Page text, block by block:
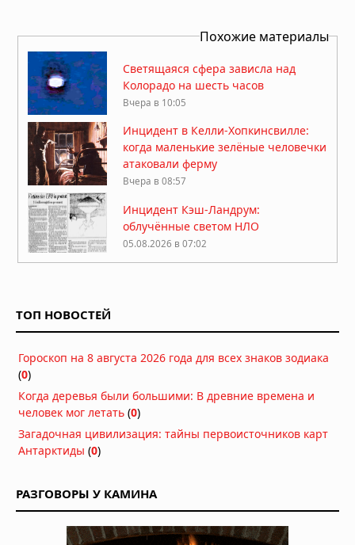
Похожие материалы
Светящаяся сфера зависла над
Колорадо на шесть часов
Вчера в 10:05
Инцидент в Келли-Хопкинсвилле:
когда маленькие зелёные человечки
атаковали ферму
Вчера в 08:57
Инцидент Кэш-Ландрум:
облучённые светом НЛО
05.08.2026 в 07:02
«летающей тарелке» на подходе к
03.08.2026 в 15:34
Многомерная реальность: что
предложил Нил Деграсс Тайсон для
объяснения неопознанных явлений
загадочная беременность
бразильской учительницы
02.08.2026 в 09:42
ТОП НОВОСТЕЙ
Гороскоп на 8 августа 2026 года для всех знаков зодиака
(0)
Когда деревья были большими: В древние времена и
человек мог летать (0)
Загадочная цивилизация: тайны первоисточников карт
Антарктиды (0)
РАЗГОВОРЫ У КАМИНА